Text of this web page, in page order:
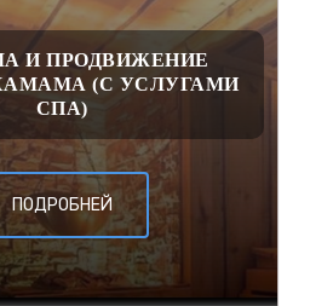
И ПРОДВИЖЕНИЕ
(С УСЛУГАМИ
СПА)
ПОДРОБНЕЙ